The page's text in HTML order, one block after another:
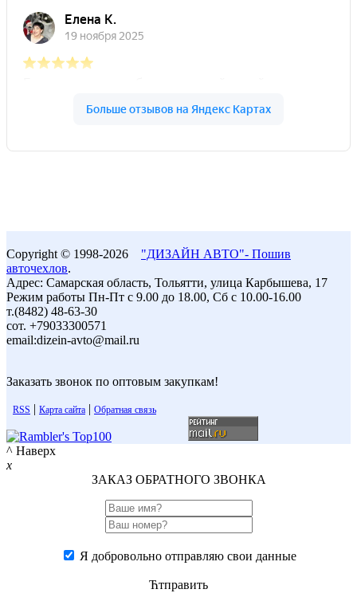
Copyright © 1998-2026 "ДИЗАЙН АВТО"- Пошив
авточехлов.
Адрес: Самарская область, Тольятти, улица Карбышева, 17
Режим работы Пн-Пт с 9.00 до 18.00, Сб с 10.00-16.00
т.(8482) 48-63-30
сот. +79033300571
email:dizein-avto@mail.ru
Заказать звонок по оптовым закупкам!
RSS | Карта сайта | Обратная связь
^ Наверх
x
ЗАКАЗ ОБРАТНОГО ЗВОНКА
Я добровольно отправляю свои данные
Ћтправить